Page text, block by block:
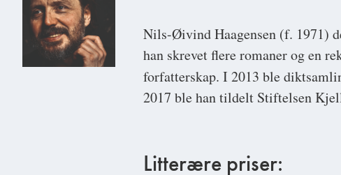
Nils-Øivind Haagensen (f. 1971)
han skrevet flere romaner og en
forfatterskap. I 2013 ble
2017 ble han tildelt Stiftelsen
Litterære priser: